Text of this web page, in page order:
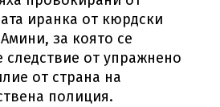
иранка от кюрдски
за която се
следствие от упражнено
от страна на
полиция.